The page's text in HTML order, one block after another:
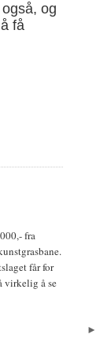
og
få
fra
får for
virkelig å se
►